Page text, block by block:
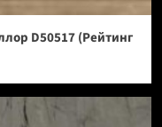
D50517 (Рейтинг